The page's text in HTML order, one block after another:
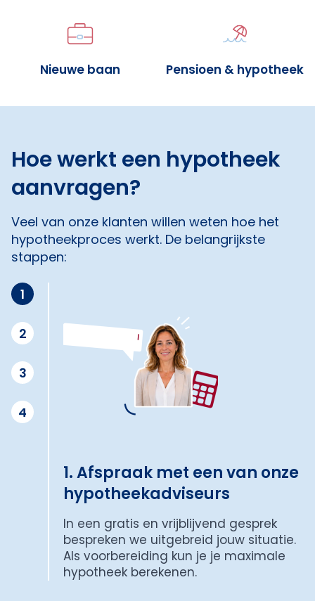
Nieuwe baan Pensioen & hypotheek
Hoe werkt een hypotheek
aanvragen?
Veel van onze klanten willen weten hoe het
hypotheekproces werkt. De belangrijkste
stappen:
1
2
3
4
1. Afspraak met een van onze
hypotheekadviseurs
In een gratis en vrijblijvend gesprek
bespreken we uitgebreid jouw situatie.
Als voorbereiding kun je je maximale
hypotheek berekenen.